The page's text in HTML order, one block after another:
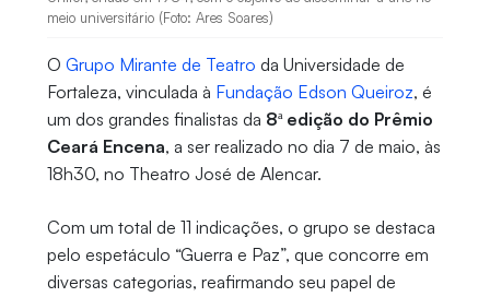
meio universitário (Foto: Ares Soares)
O Grupo Mirante de Teatro da Universidade de
Fortaleza, vinculada à Fundação Edson Queiroz, é
um dos grandes finalistas da 8ª edição do Prêmio
Ceará Encena, a ser realizado no dia 7 de maio, às
18h30, no Theatro José de Alencar.
Com um total de 11 indicações, o grupo se destaca
pelo espetáculo “Guerra e Paz”, que concorre em
diversas categorias, reafirmando seu papel de